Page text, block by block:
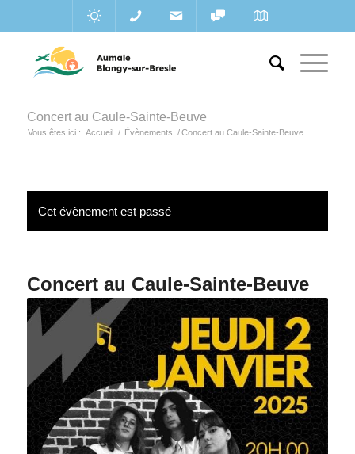
Concert au Caule-Sainte-Beuve
Vous êtes ici : Accueil / Évènements / Concert au Caule-Sainte-Beuve
Cet évènement est passé
Concert au Caule-Sainte-Beuve